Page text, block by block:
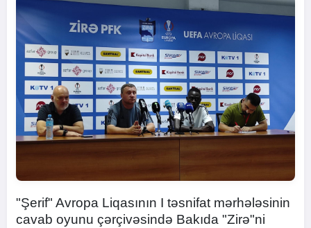
"Şerif" Avropa Liqasının I təsnifat mərhələsinin
cavab oyunu çərçivəsində Bakıda "Zirə"ni